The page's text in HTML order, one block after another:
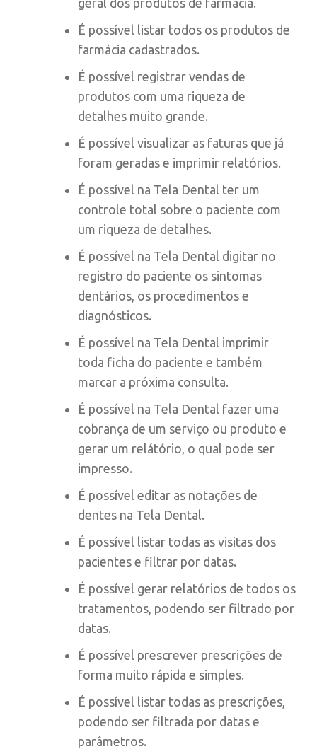
geral dos produtos de farmácia.
É possível listar todos os produtos de
farmácia cadastrados.
É possível registrar vendas de
produtos com uma riqueza de
detalhes muito grande.
É possível visualizar as faturas que já
foram geradas e imprimir relatórios.
É possível na Tela Dental ter um
controle total sobre o paciente com
um riqueza de detalhes.
É possível na Tela Dental digitar no
registro do paciente os sintomas
dentários, os procedimentos e
diagnósticos.
É possível na Tela Dental imprimir
toda ficha do paciente e também
marcar a próxima consulta.
É possível na Tela Dental fazer uma
cobrança de um serviço ou produto e
gerar um relátório, o qual pode ser
impresso.
É possível editar as notações de
dentes na Tela Dental.
É possível listar todas as visitas dos
pacientes e filtrar por datas.
É possível gerar relatórios de todos os
tratamentos, podendo ser filtrado por
datas.
É possível prescrever prescrições de
forma muito rápida e simples.
É possível listar todas as prescrições,
podendo ser filtrada por datas e
parâmetros.